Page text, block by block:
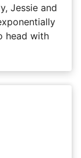
Jessie and
head with